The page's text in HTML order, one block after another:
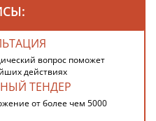
вопрос поможет
действиях
ТЕНДЕР
от более чем 5000